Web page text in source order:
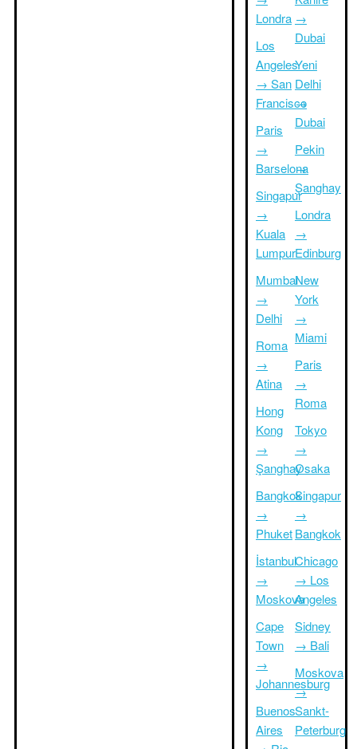
Londra
Los
Angeles
→ San
Francisco
Paris
→
Barselona
Singapur
→
Kuala
Lumpur
Mumbai
→
Delhi
Roma
→
Atina
Hong
Kong
→
Şanghay
Bangkok
→
Phuket
İstanbul
→
Moskova
Cape
Town
→
Johannesburg
Buenos
Aires
→
Dubai
Yeni
Delhi
→
Dubai
Pekin
→
Şanghay
Londra
→
Edinburg
New
York
→
Miami
Paris
→
Roma
Tokyo
→
Osaka
Singapur
→
Bangkok
Chicago
→ Los
Angeles
Sidney
→ Bali
Moskova
→
Sankt-
Peterburg